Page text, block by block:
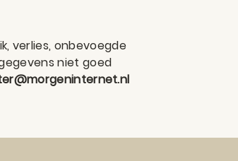
verlies, onbevoegde
niet goed